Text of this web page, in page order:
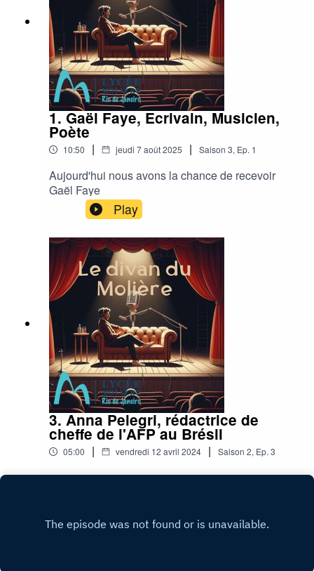
1. Gaël Faye, Ecrivain, Musicien,
Poète
10:50 | jeudi 7 août 2025 | Saison 3, Ep. 1
Aujourd'hui nous avons la chance de recevoir
Gaël Faye
Play
3. Anna Pelegri, rédactrice de
cheffe de l'AFP au Brésil
05:00 | vendredi 12 avril 2024 | Saison 2, Ep. 3